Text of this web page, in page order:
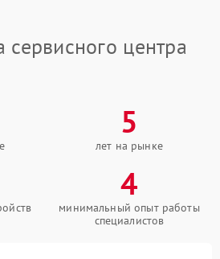
центра
5
лет на рынке
4
минимальный опыт работы
специалистов